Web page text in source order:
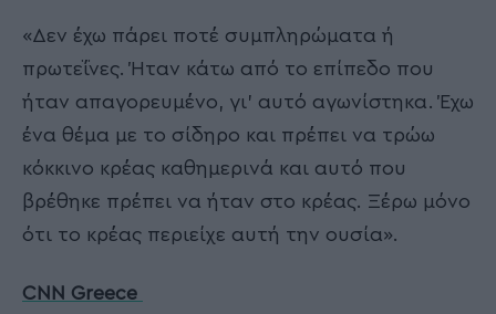
«Δεν έχω πάρει ποτέ συμπληρώματα ή
πρωτεΐνες. Ήταν κάτω από το επίπεδο που
ήταν απαγορευμένο, γι’ αυτό αγωνίστηκα. Έχω
ένα θέμα με το σίδηρο και πρέπει να τρώω
κόκκινο κρέας καθημερινά και αυτό που
βρέθηκε πρέπει να ήταν στο κρέας. Ξέρω μόνο
ότι το κρέας περιείχε αυτή την ουσία».
CNN Greece